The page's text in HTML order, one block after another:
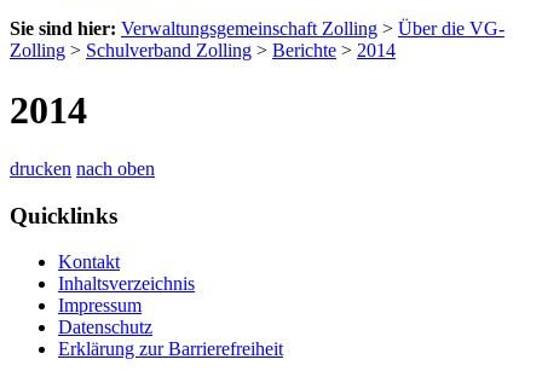
Sie sind hier: Verwaltungsgemeinschaft Zolling > Über die VG-
Zolling > Schulverband Zolling > Berichte > 2014
2014
drucken nach oben
Quicklinks
Kontakt
Inhaltsverzeichnis
Impressum
Datenschutz
Erklärung zur Barrierefreiheit